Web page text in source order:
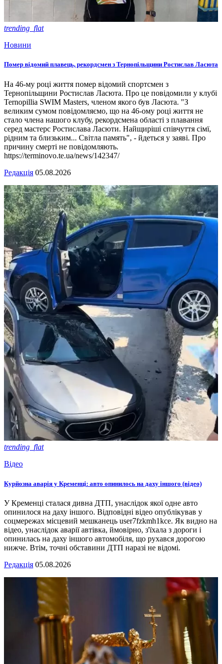
trending_flat
Новини
Помер відомий плавець, рекордсмен з Тернопільщини Ростислав Ласюта
На 46-му році життя помер відомий спортсмен з
Тернопільщини Ростислав Ласюта. Про це повідомили у клубі
Ternopillia SWIM Masters, членом якого був Ласюта. "З
великим сумом повідомляємо, що на 46-ому році життя не
стало члена нашого клубу, рекордсмена області з плавання
серед мастерс Ростислава Ласюти. Найщиріші співчуття сімї,
рідним та близьким... Світла память", - йдеться у заяві. Про
причину смерті не повідомляють.
https://terminovo.te.ua/news/142347/
Редакція 05.08.2026
trending_flat
Відео
Курйозна аварія у Кременці: авто опинилось на даху іншого (відео)
У Кременці сталася дивна ДТП, унаслідок якої одне авто
опинилося на даху іншого. Відповідні відео опублікував у
соцмережах місцевий мешканець user7fzkmh1kce. Як видно на
відео, унаслідок аварії автівка, ймовірно, з'їхала з дороги і
опинилась на даху іншого автомобіля, що рухався дорогою
нижче. Втім, точні обставини ДТП наразі не відомі.
Редакція 05.08.2026